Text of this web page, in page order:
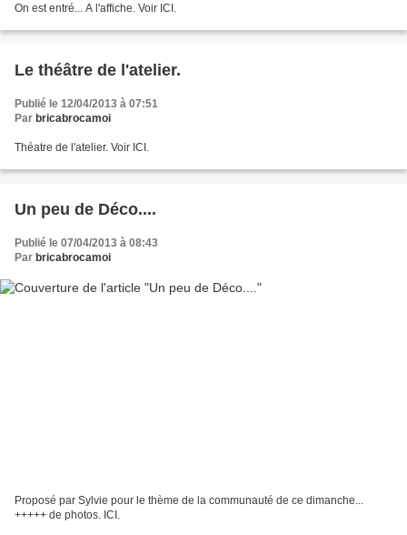
On est entré... A l'affiche. Voir ICI.
Le théâtre de l'atelier.
Publié le 12/04/2013 à 07:51
Par bricabrocamoi
Théatre de l'atelier. Voir ICI.
Un peu de Déco....
Publié le 07/04/2013 à 08:43
Par bricabrocamoi
Proposé par Sylvie pour le thème de la communauté de ce dimanche...
+++++ de photos. ICI.